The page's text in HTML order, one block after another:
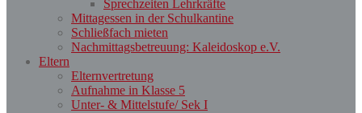
Sprechzeiten Lehrkräfte
Mittagessen in der Schulkantine
Schließfach mieten
Nachmittagsbetreuung: Kaleidoskop e.V.
Eltern
Elternvertretung
Aufnahme in Klasse 5
Unter- & Mittelstufe/ Sek I